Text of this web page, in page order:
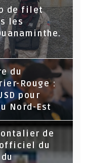
de filet
les
du
Rouge :
pour
Nord-Est
de
du